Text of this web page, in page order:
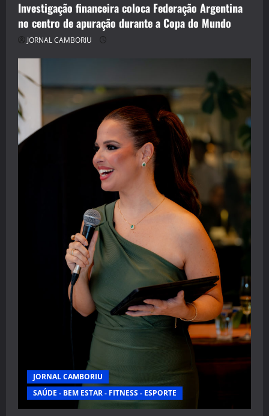
Investigação financeira coloca Federação Argentina
no centro de apuração durante a Copa do Mundo
JORNAL CAMBORIU
JORNAL CAMBORIU
SAÚDE - BEM ESTAR - FITNESS - ESPORTE